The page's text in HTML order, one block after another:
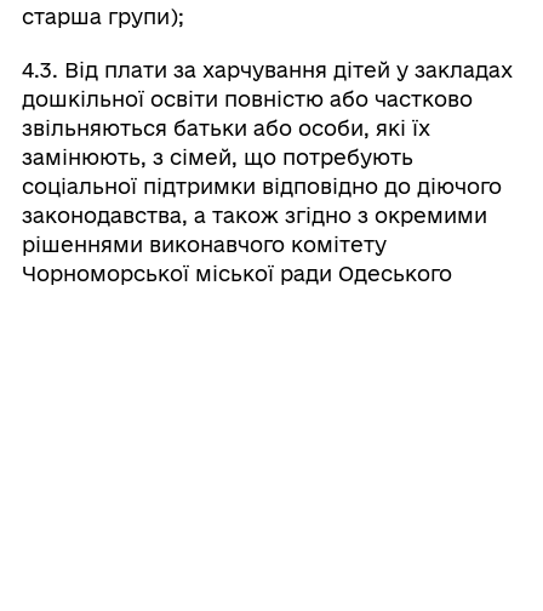
старша групи);
4.3. Від плати за харчування дітей у закладах
дошкільної освіти повністю або частково
звільняються батьки або особи, які їх
замінюють, з сімей, що потребують
соціальної підтримки відповідно до діючого
законодавства, а також згідно з окремими
рішеннями виконавчого комітету
Чорноморської міської ради Одеського